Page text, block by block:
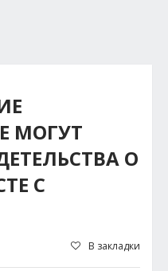
МОГУТ
О
С
В закладки